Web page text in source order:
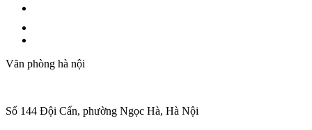
Văn phòng hà nội
Số 144 Đội Cấn, phường Ngọc Hà, Hà Nội